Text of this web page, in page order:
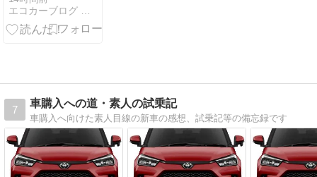
もんとコラボ
エコカーブログ 【最新のクルマ情報満載】
7
車購入への道・素人の試乗記
車購入へ向けた素人目線の新車の感想、試乗記等の備忘録です